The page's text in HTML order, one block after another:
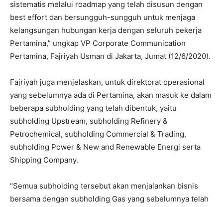
sistematis melalui roadmap yang telah disusun dengan
best effort dan bersungguh-sungguh untuk menjaga
kelangsungan hubungan kerja dengan seluruh pekerja
Pertamina,” ungkap VP Corporate Communication
Pertamina, Fajriyah Usman di Jakarta, Jumat (12/6/2020).
Fajriyah juga menjelaskan, untuk direktorat operasional
yang sebelumnya ada di Pertamina, akan masuk ke dalam
beberapa subholding yang telah dibentuk, yaitu
subholding Upstream, subholding Refinery &
Petrochemical, subholding Commercial & Trading,
subholding Power & New and Renewable Energi serta
Shipping Company.
“Semua subholding tersebut akan menjalankan bisnis
bersama dengan subholding Gas yang sebelumnya telah